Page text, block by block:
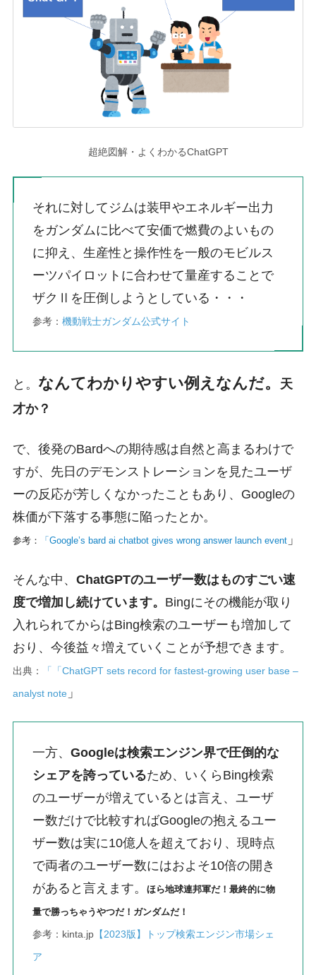
超絶図解・よくわかるChatGPT
それに対してジムは装甲やエネルギー出力
をガンダムに比べて安価で燃費のよいもの
に抑え、生産性と操作性を一般のモビルス
ーツパイロットに合わせて量産することで
ザクⅡを圧倒しようとしている・・・
参考： 機動戦士ガンダム公式サイト
と。 なんてわかりやすい例えなんだ。
天
才か？
で、後発のBardへの期待感は自然と高まるわけで
すが、先日のデモンストレーションを見たユーザ
ーの反応が芳しくなかったこともあり、Googleの
株価が下落する事態に陥ったとか。
参考： 「 Google’s bard ai chatbot gives wrong answer launch event」
そんな中、 ChatGPTのユーザー数はものすごい速
度で増加し続けています。 Bingにその機能が取り
入れられてからはBing検索のユーザーも増加して
おり、今後益々増えていくことが予想できます。
出典： 「
「ChatGPT sets record for fastest-growing user base –
analyst note 」
一方、 Googleは検索エンジン界で圧倒的な
シェアを誇っているため、いくらBing検索
のユーザーが増えているとは言え、ユーザ
ー数だけで比較すればGoogleの抱えるユー
ザー数は実に10億人を超えており、現時点
で両者のユーザー数にはおよそ10倍の開き
があると言えます。
ほら地球連邦軍だ！最終的に物
量で勝っちゃうやつだ！ガンダムだ！
参考：kinta.jp【2023版】トップ検索エンジン市場シェ
ア